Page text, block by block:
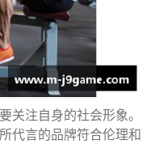
关注自身的社会形象。
代言的品牌符合伦理和